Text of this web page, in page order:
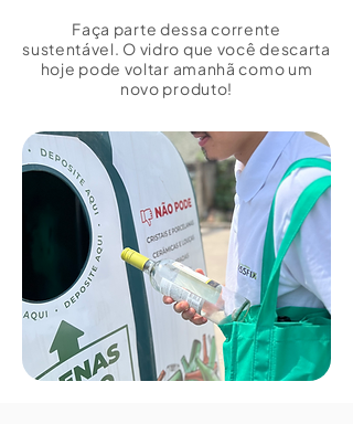
Faça parte dessa corrente
sustentável. O vidro que você descarta
hoje pode voltar amanhã como um
novo produto!